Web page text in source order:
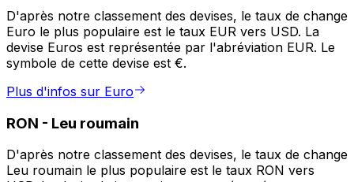
D'après notre classement des devises, le taux de change
Euro le plus populaire est le taux EUR vers USD. La
devise Euros est représentée par l'abréviation EUR. Le
symbole de cette devise est €.
Plus d'infos sur Euro
RON - Leu roumain
D'après notre classement des devises, le taux de change
Leu roumain le plus populaire est le taux RON vers